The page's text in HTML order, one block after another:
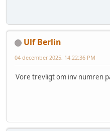
Ulf Berlin
04 december 2025, 14:22:36 PM
Vore trevligt om inv numren